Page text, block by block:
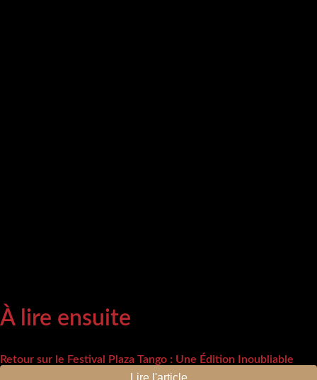
À lire ensuite
Retour sur le Festival Plaza Tango : Une Édition Inoubliable
Lire l'article